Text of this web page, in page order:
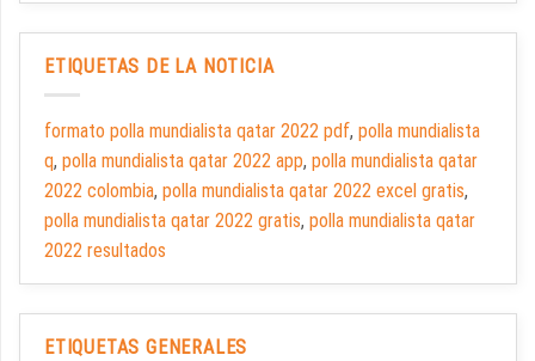
ETIQUETAS DE LA NOTICIA
formato polla mundialista qatar 2022 pdf, polla mundialista
q, polla mundialista qatar 2022 app, polla mundialista qatar
2022 colombia, polla mundialista qatar 2022 excel gratis,
polla mundialista qatar 2022 gratis, polla mundialista qatar
2022 resultados
ETIQUETAS GENERALES